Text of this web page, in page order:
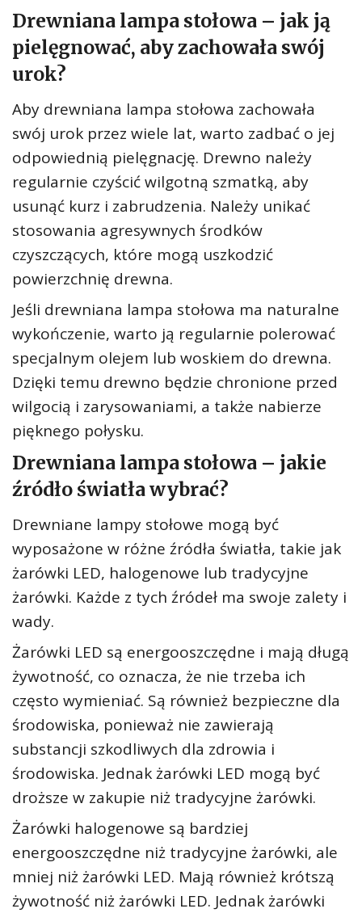
Drewniana lampa stołowa – jak ją
pielęgnować, aby zachowała swój
urok?
Aby drewniana lampa stołowa zachowała
swój urok przez wiele lat, warto zadbać o jej
odpowiednią pielęgnację. Drewno należy
regularnie czyścić wilgotną szmatką, aby
usunąć kurz i zabrudzenia. Należy unikać
stosowania agresywnych środków
czyszczących, które mogą uszkodzić
powierzchnię drewna.
Jeśli drewniana lampa stołowa ma naturalne
wykończenie, warto ją regularnie polerować
specjalnym olejem lub woskiem do drewna.
Dzięki temu drewno będzie chronione przed
wilgocią i zarysowaniami, a także nabierze
pięknego połysku.
Drewniana lampa stołowa – jakie
źródło światła wybrać?
Drewniane lampy stołowe mogą być
wyposażone w różne źródła światła, takie jak
żarówki LED, halogenowe lub tradycyjne
żarówki. Każde z tych źródeł ma swoje zalety i
wady.
Żarówki LED są energooszczędne i mają długą
żywotność, co oznacza, że nie trzeba ich
często wymieniać. Są również bezpieczne dla
środowiska, ponieważ nie zawierają
substancji szkodliwych dla zdrowia i
środowiska. Jednak żarówki LED mogą być
droższe w zakupie niż tradycyjne żarówki.
Żarówki halogenowe są bardziej
energooszczędne niż tradycyjne żarówki, ale
mniej niż żarówki LED. Mają również krótszą
żywotność niż żarówki LED. Jednak żarówki